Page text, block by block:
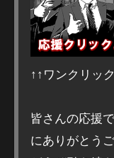
↑↑ワンクリッ
皆さんの応援
にありがとう